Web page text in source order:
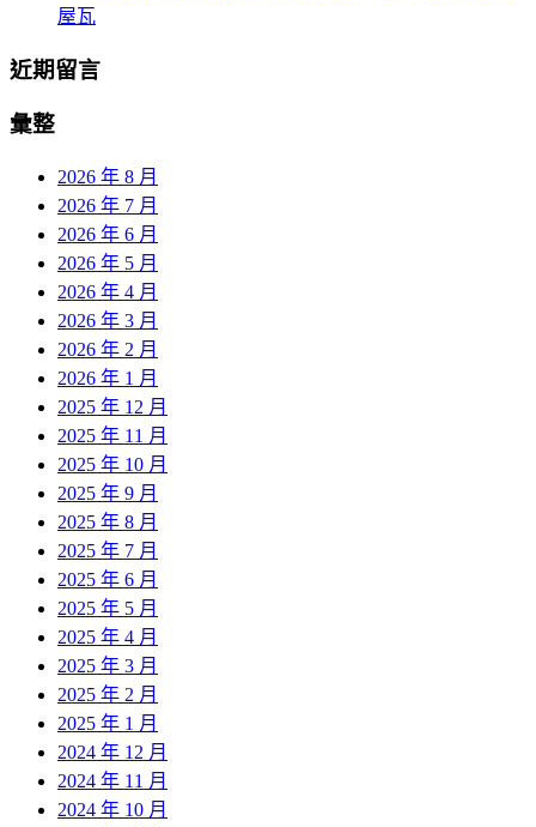
屋瓦
近期留言
彙整
2026 年 8 月
2026 年 7 月
2026 年 6 月
2026 年 5 月
2026 年 4 月
2026 年 3 月
2026 年 2 月
2026 年 1 月
2025 年 12 月
2025 年 11 月
2025 年 10 月
2025 年 9 月
2025 年 8 月
2025 年 7 月
2025 年 6 月
2025 年 5 月
2025 年 4 月
2025 年 3 月
2025 年 2 月
2025 年 1 月
2024 年 12 月
2024 年 11 月
2024 年 10 月